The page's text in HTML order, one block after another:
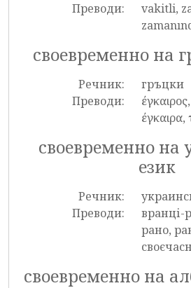
Преводи:
vakitli,
своевременно на
Речник:
гръцки
Преводи:
έγκαιρα,
своевременно на
език
Речник:
Преводи:
вранці-
рано,
своевременно на